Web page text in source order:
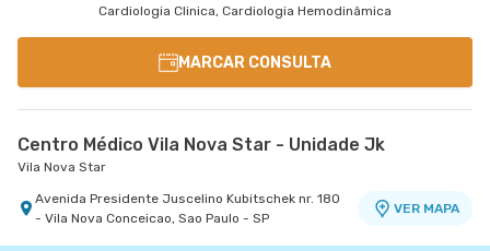
Cardiologia Clinica, Cardiologia Hemodinâmica
MARCAR CONSULTA
Centro Médico Vila Nova Star - Unidade Jk
Vila Nova Star
Avenida Presidente Juscelino Kubitschek nr. 180
- Vila Nova Conceicao, Sao Paulo - SP
VER MAPA